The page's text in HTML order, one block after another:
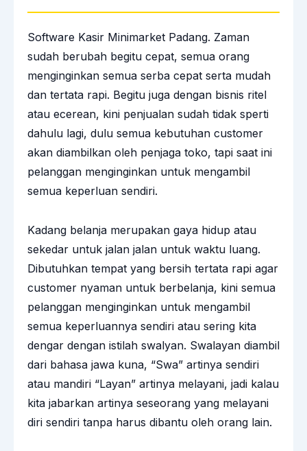
Software Kasir Minimarket Padang. Zaman
sudah berubah begitu cepat, semua orang
menginginkan semua serba cepat serta mudah
dan tertata rapi. Begitu juga dengan bisnis ritel
atau ecerean, kini penjualan sudah tidak sperti
dahulu lagi, dulu semua kebutuhan customer
akan diambilkan oleh penjaga toko, tapi saat ini
pelanggan menginginkan untuk mengambil
semua keperluan sendiri.
Kadang belanja merupakan gaya hidup atau
sekedar untuk jalan jalan untuk waktu luang.
Dibutuhkan tempat yang bersih tertata rapi agar
customer nyaman untuk berbelanja, kini semua
pelanggan menginginkan untuk mengambil
semua keperluannya sendiri atau sering kita
dengar dengan istilah swalyan. Swalayan diambil
dari bahasa jawa kuna, “Swa” artinya sendiri
atau mandiri “Layan” artinya melayani, jadi kalau
kita jabarkan artinya seseorang yang melayani
diri sendiri tanpa harus dibantu oleh orang lain.